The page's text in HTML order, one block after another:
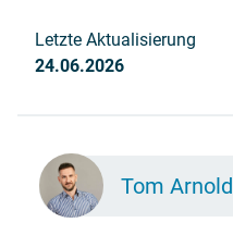
Letzte Aktualisierung
24.06.2026
Tom Arnold